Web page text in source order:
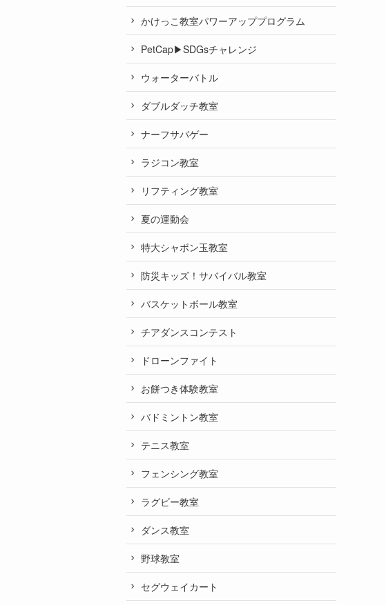
かけっこ教室パワーアッププログラム
PetCap▶︎SDGsチャレンジ
ウォーターバトル
ダブルダッチ教室
ナーフサバゲー
ラジコン教室
リフティング教室
夏の運動会
特大シャボン玉教室
防災キッズ！サバイバル教室
バスケットボール教室
チアダンスコンテスト
ドローンファイト
お餅つき体験教室
バドミントン教室
テニス教室
フェンシング教室
ラグビー教室
ダンス教室
野球教室
セグウェイカート